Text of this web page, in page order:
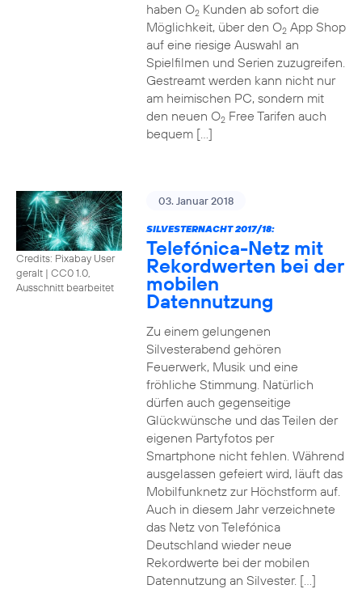
haben O2Kunden ab sofort die
Möglichkeit, über den O2App Shop
auf eine riesige Auswahl an
Spielfilmen und Serien zuzugreifen.
Gestreamt werden kann nicht nur
am heimischen PC, sondern mit
den neuen O2Free Tarifen auch
bequem […]
Credits: Pixabay User
geralt | CC0 1.0,
Ausschnitt bearbeitet
03. Januar 2018
SILVESTERNACHT 2017/18:
Telefónica-Netz mit
Rekordwerten bei der
mobilen
Datennutzung
Zu einem gelungenen
Silvesterabend gehören
Feuerwerk, Musik und eine
fröhliche Stimmung. Natürlich
dürfen auch gegenseitige
Glückwünsche und das Teilen der
eigenen Partyfotos per
Smartphone nicht fehlen. Während
ausgelassen gefeiert wird, läuft das
Mobilfunknetz zur Höchstform auf.
Auch in diesem Jahr verzeichnete
das Netz von Telefónica
Deutschland wieder neue
Rekordwerte bei der mobilen
Datennutzung an Silvester. […]